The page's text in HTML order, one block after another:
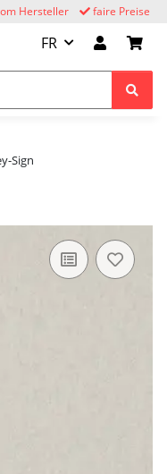
faire Preise
Hersteller
FR
Sign